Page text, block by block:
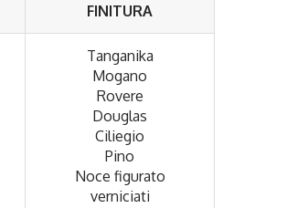
FINITURA
Tanganika
Mogano
Rovere
Douglas
Ciliegio
Pino
Noce figurato
verniciati